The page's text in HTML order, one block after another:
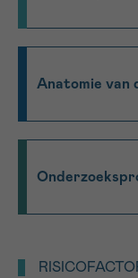
Anatomie van